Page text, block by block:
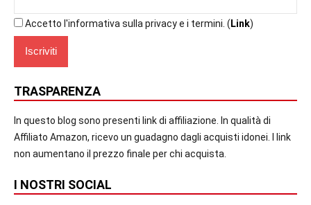
Accetto l'informativa sulla privacy e i termini. ( Link)
TRASPARENZA
In questo blog sono presenti link di affiliazione. In qualità di
Affiliato Amazon, ricevo un guadagno dagli acquisti idonei. I link
non aumentano il prezzo finale per chi acquista.
I NOSTRI SOCIAL